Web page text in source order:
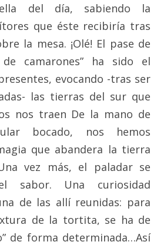
del día, sabiendo la
que éste recibiría tras
la mesa. ¡Olé! El pase de
camarones” ha sido el
evocando -tras ser
las tierras del sur que
nos traen De la mano de
bocado, nos hemos
que abandera la tierra
vez más, el paladar se
sabor. Una curiosidad
de las allí reunidas: para
de la tortita, se ha de
de forma determinada…Así